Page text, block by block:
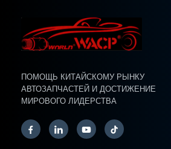
ПОМОЩЬ КИТАЙСКОМУ РЫНКУ
АВТОЗАПЧАСТЕЙ И ДОСТИЖЕНИЕ
МИРОВОГО ЛИДЕРСТВА